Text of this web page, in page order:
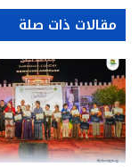
مقالات ذات صلة